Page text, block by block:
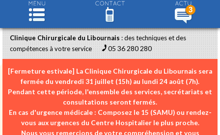
Clinique Chirurgicale du Libournais: des techniques et des
compétences à votre service
05 36 280 280
[Fermeture estivale] La Clinique Chirurgicale du Libournais sera
fermée du vendredi 31 juillet (15h) au lundi 24 août (7h).
Pendant cette période, l'ensemble des services, secrétariats et
consultations seront fermés.
En cas d'urgence médicale : Composez le 15 (SAMU)ou rendez-
vous aux urgences du Centre Hospitalier le plus proche.
Nous vous remercions de votre compréhension et vous
3